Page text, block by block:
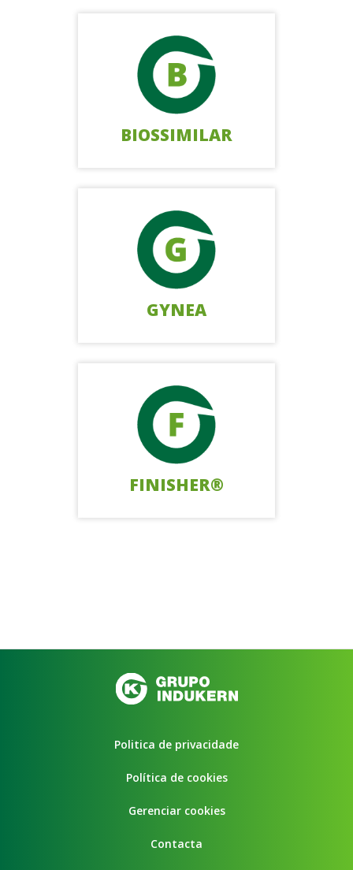
BIOSSIMILAR
GYNEA
FINISHER®
Politica de privacidade
Política de cookies
Gerenciar cookies
Contacta